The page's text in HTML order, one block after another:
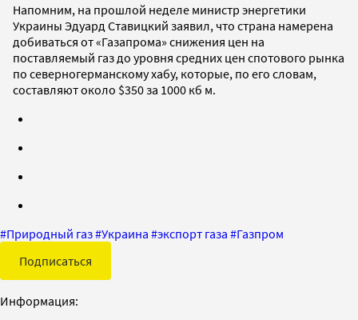
Напомним, на прошлой неделе министр энергетики
Украины Эдуард Ставицкий заявил, что страна намерена
добиваться от «Газапрома» снижения цен на
поставляемый газ до уровня средних цен спотового рынка
по северногерманскому хабу, которые, по его словам,
составляют около $350 за 1000 кб м.
#Природный газ#Украина #экспорт газа #Газпром
Подписаться
Информация: